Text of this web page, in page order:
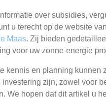
over subsidies,
u terecht op de website van
Maas. Zij bieden
voor uw zonne-energie
kennis en planning kunnen
investering zijn, zowel voor
We hopen dat dit artikel u